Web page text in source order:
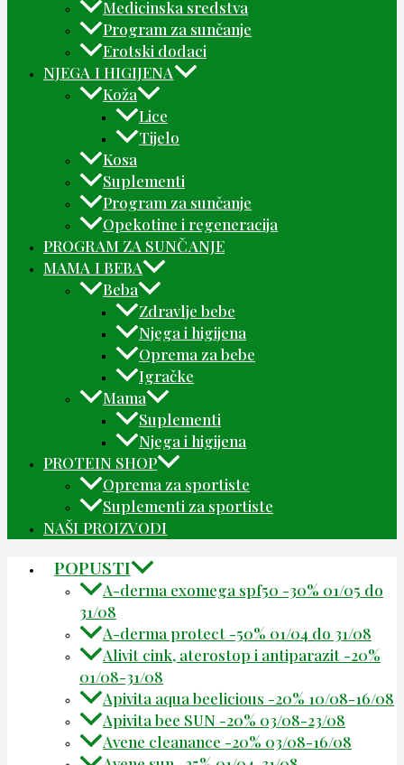
Medicinska sredstva
Program za sunčanje
Erotski dodaci
NJEGA I HIGIJENA
Koža
Lice
Tijelo
Kosa
Suplementi
Program za sunčanje
Opekotine i regeneracija
PROGRAM ZA SUNČANJE
MAMA I BEBA
Beba
Zdravlje bebe
Njega i higijena
Oprema za bebe
Igračke
Mama
Suplementi
Njega i higijena
PROTEIN SHOP
Oprema za sportiste
Suplementi za sportiste
NAŠI PROIZVODI
POPUSTI
A-derma exomega spf50 -30% 01/05 do
31/08
A-derma protect -50% 01/04 do 31/08
Alivit cink, aterostop i antiparazit -20%
01/08-31/08
Apivita aqua beelicious -20% 10/08-16/08
Apivita bee SUN -20% 03/08-23/08
Avene cleanance -20% 03/08-16/08